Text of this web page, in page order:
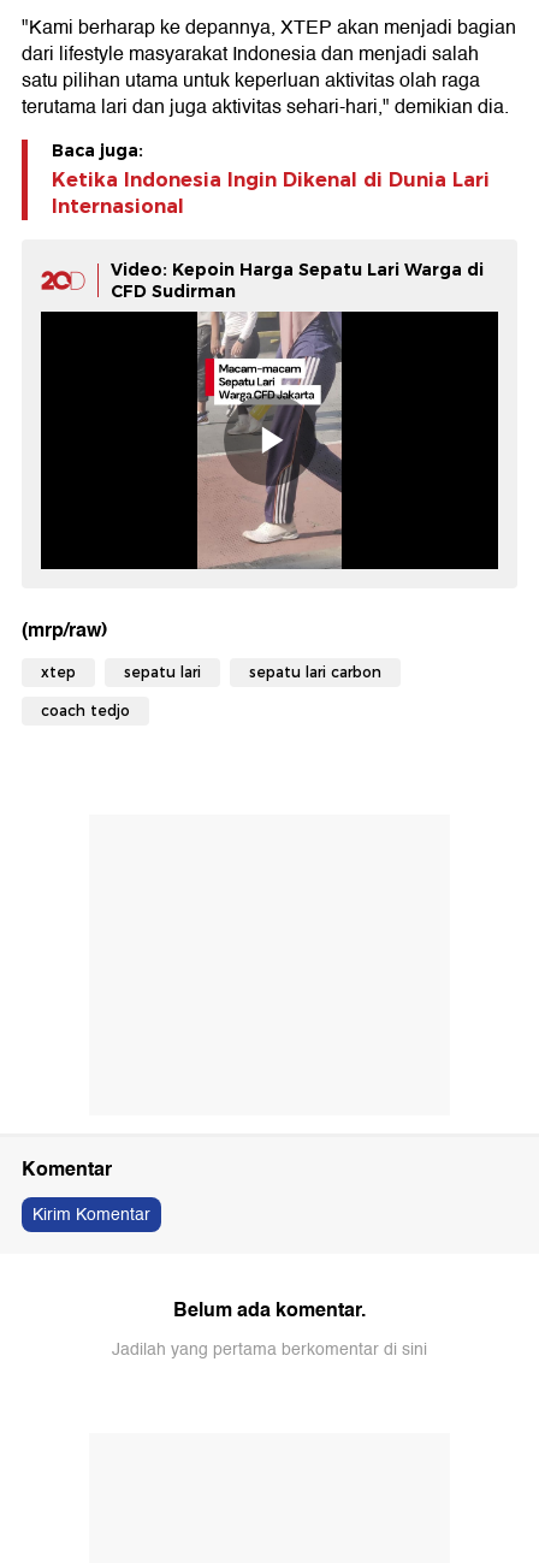
"Kami berharap ke depannya, XTEP akan menjadi bagian
dari lifestyle masyarakat Indonesia dan menjadi salah
satu pilihan utama untuk keperluan aktivitas olah raga
terutama lari dan juga aktivitas sehari-hari," demikian dia.
Baca juga:
Ketika Indonesia Ingin Dikenal di Dunia Lari
Internasional
Video: Kepoin Harga Sepatu Lari Warga di
CFD Sudirman
(mrp/raw)
xtep sepatu lari sepatu lari carbon
coach tedjo
Komentar
Kirim Komentar
Belum ada komentar.
Jadilah yang pertama berkomentar di sini